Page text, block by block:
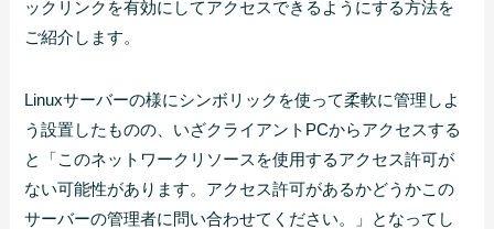
ックリンクを有効にしてアクセスできるようにする方法を
ご紹介します。
Linuxサーバーの様にシンボリックを使って柔軟に管理しよ
う設置したものの、いざクライアントPCからアクセスする
と「このネットワークリソースを使用するアクセス許可が
ない可能性があります。アクセス許可があるかどうかこの
サーバーの管理者に問い合わせてください。」となってし